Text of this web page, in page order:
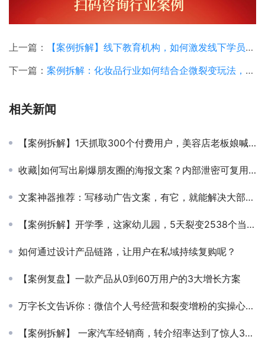
上一篇：
【案例拆解】线下教育机构，如何激发线下学员疯狂转介绍？
下一篇： 案例拆解：化妆品行业如何结合企微裂变玩法，实现高效老带新？
相关新闻
【案例拆解】1天抓取300个付费用户，美容店老板娘喊话：停停停！太多了！
收藏|如何写出刷爆朋友圈的海报文案？内部泄密可复用3+7套路！
文案神器推荐：写移动广告文案，有它，就能解决大部分文案难题！
【案例拆解】开学季，这家幼儿园，5天裂变2538个当地宝妈家长
如何通过设计产品链路，让用户在私域持续复购呢？
【案例复盘】一款产品从0到60万用户的3大增长方案
万字长文告诉你：微信个人号经营和裂变增粉的实操心法大全
【案例拆解】 一家汽车经销商，转介绍率达到了惊人35%，这是怎么做到的？